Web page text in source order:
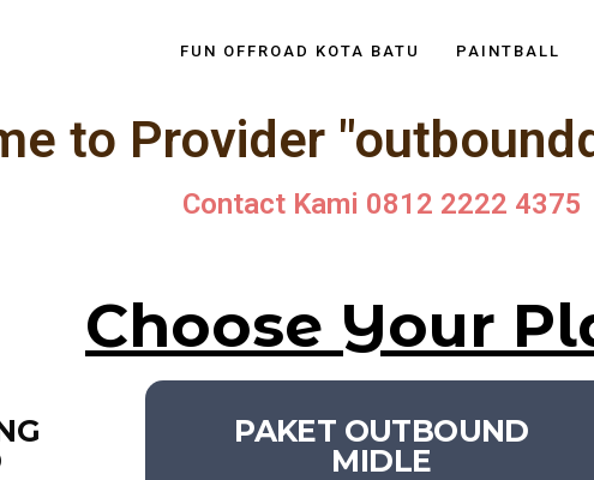
FUN OFFROAD KOTA BATU PAINTBALL
to Provider
Contact Kami 0812 2222 4375
Choose Your
PAKET OUTBOUND
MIDLE​